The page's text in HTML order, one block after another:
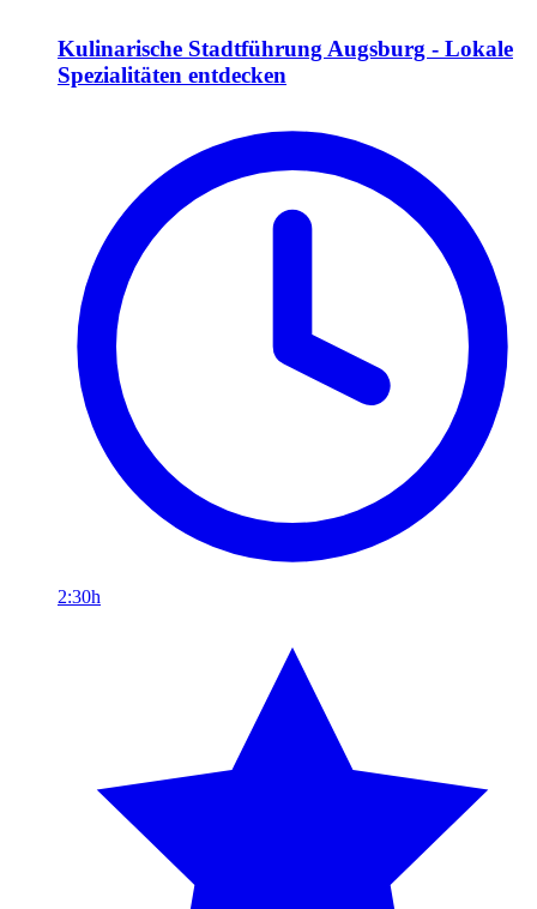
Kulinarische Stadtführung Augsburg - Lokale
Spezialitäten entdecken
2:30h